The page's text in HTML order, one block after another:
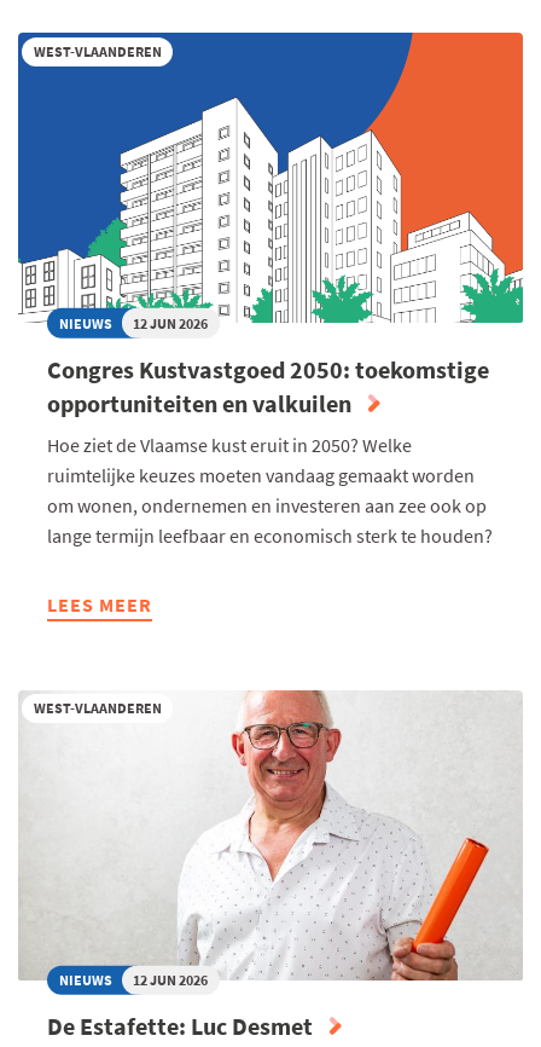
PRIJS
LUDO
JOURNEY
WEST-VLAANDEREN
NIEUWS 12 JUN 2026
Congres Kustvastgoed 2050: toekomstige
opportuniteiten en valkuilen
Hoe ziet de Vlaamse kust eruit in 2050? Welke
ruimtelijke keuzes moeten vandaag gemaakt worden
om wonen, ondernemen en investeren aan zee ook op
lange termijn leefbaar en economisch sterk te houden?
LEES MEER
ABOUT
TOEKOMSTIGE
OPPORTUNITEITEN
WEST-VLAANDEREN
NIEUWS 12 JUN 2026
De Estafette: Luc Desmet